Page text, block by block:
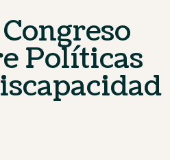
Políticas